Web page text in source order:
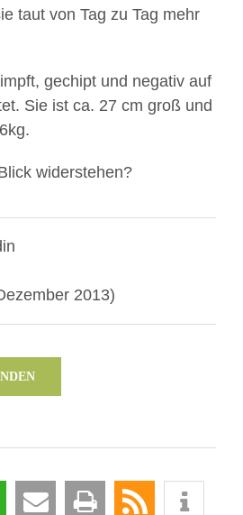
taut von Tag zu Tag mehr
gechipt und negativ auf
Sie ist ca. 27 cm groß und
widerstehen?
2013)